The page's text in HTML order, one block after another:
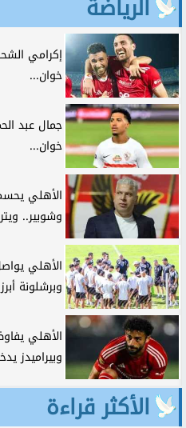
إكرامي
خوان...
جمال عبد
خوان...
الأهلي
وشوبير..
الأهلي
وبرشلونة
الأهلي
وبيراميدز
الأكثر قراءة